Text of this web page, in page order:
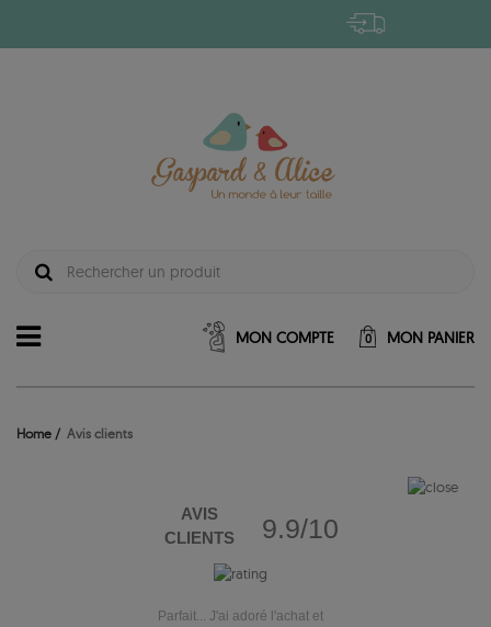
MON COMPTE 0 MON PANIER
Home Avis clients
AVIS
CLIENTS
9.9/10
Parfait... J'ai adoré l'achat et